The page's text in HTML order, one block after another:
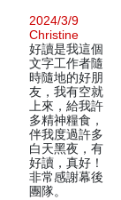
2024/3/9
Christine
好讀是我這個
文字工作者隨
時隨地的好朋
友，我有空就
上來，給我許
多精神糧食，
伴我度過許多
白天黑夜，有
好讀，真好！
非常感謝幕後
團隊。